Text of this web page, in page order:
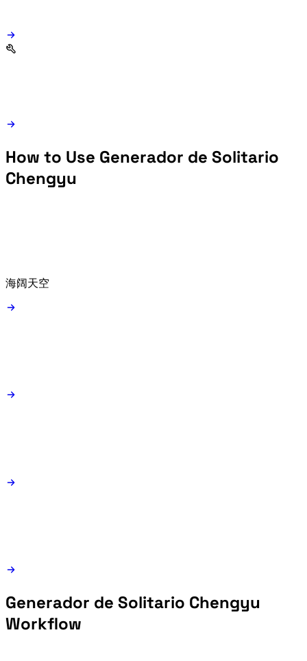
How to Use Generador de Solitario
Chengyu
Type a starting idiom such as 海阔天空 or use the random starter button.
Generador de Solitario Chengyu
Workflow